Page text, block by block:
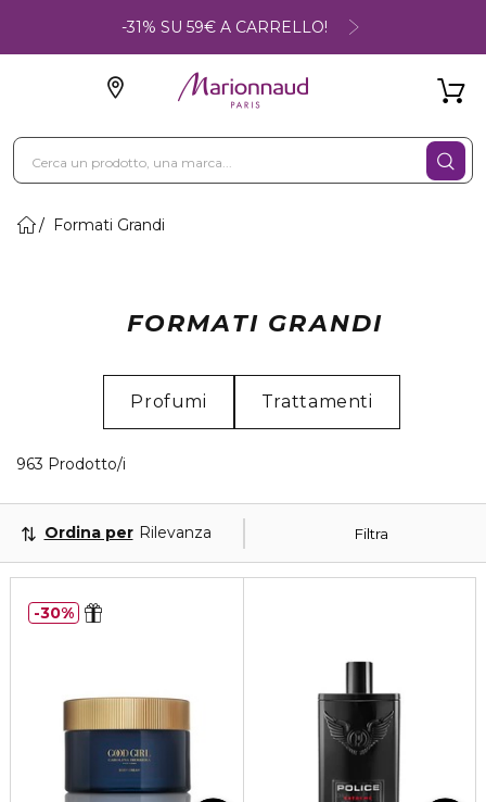
-31% SU 59€ A CARRELLO!
Formati Grandi
FORMATI GRANDI
Profumi Trattamenti
963 Prodotto/i
Filtra
Ordina per Rilevanza
30%